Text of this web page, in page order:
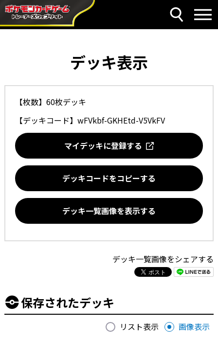
デッキ表示
【枚数】60枚デッキ
【デッキコード】 wFVkbf-GKHEtd-V5VkFV
マイデッキに登録する
デッキコードをコピーする
デッキ一覧画像を表示する
デッキ一覧画像をシェアする
保存されたデッキ
リスト表示 画像表示